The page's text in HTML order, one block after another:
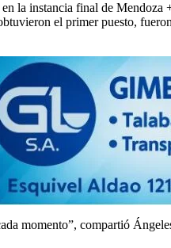
la instancia final de
el primer puesto,
momento”, compartió